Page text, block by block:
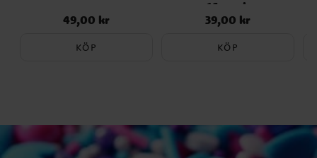
Pris:49,00 kr
49,00 kr
KÖP
16-pack
Pris:39,00 kr
39,00 kr
KÖP